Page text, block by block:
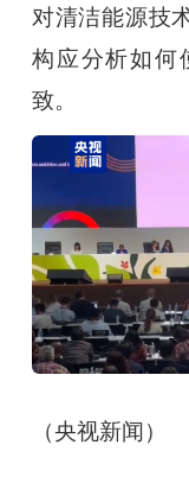
对清洁能源技
构应分析如何
致。
（央视新闻）